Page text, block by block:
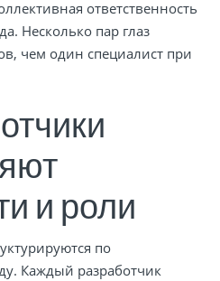
ответственность
Несколько пар глаз
чем один специалист при
и роли
по
Каждый разработчик